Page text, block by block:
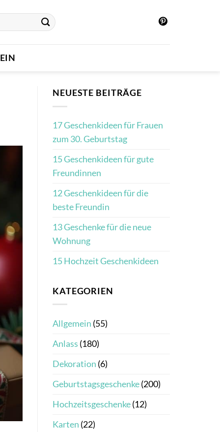
NEUESTE BEITRÄGE
17 Geschenkideen für Frauen
zum 30. Geburtstag
15 Geschenkideen für gute
Freundinnen
12 Geschenkideen für die
beste Freundin
13 Geschenke für die neue
Wohnung
15 Hochzeit Geschenkideen
KATEGORIEN
Allgemein (55)
Anlass (180)
Dekoration (6)
Geburtstagsgeschenke(200)
Hochzeitsgeschenke(12)
Karten (22)